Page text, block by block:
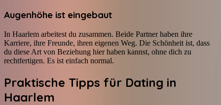
Augenhöhe ist eingebaut
In Haarlem arbeitest du zusammen. Beide Partner haben ihre
Karriere, ihre Freunde, ihren eigenen Weg. Die Schönheit ist, dass
du diese Art von Beziehung hier haben kannst, ohne dich zu
rechtfertigen. Es ist einfach normal.
Praktische Tipps für Dating in
Haarlem